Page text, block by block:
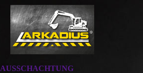
AUSSCHACHTUNG